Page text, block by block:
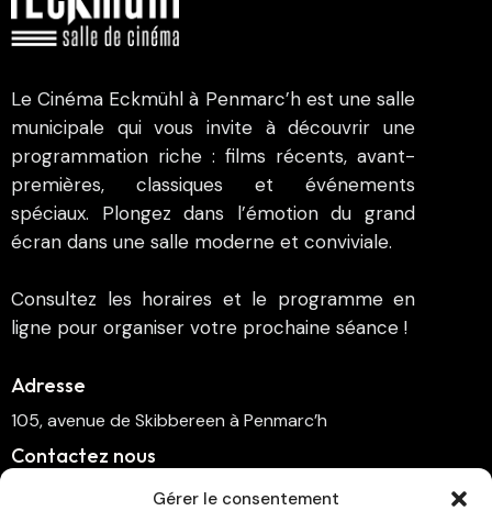
Gérer le consentement
Le Cinéma Eckmühl à Penmarc’h est une salle
municipale qui vous invite à découvrir une
programmation riche : films récents, avant-
premières, classiques et événements
spéciaux. Plongez dans l’émotion du grand
écran dans une salle moderne et conviviale.
Consultez les horaires et le programme en
ligne pour organiser votre prochaine séance !
Adresse
105, avenue de Skibbereen à Penmarc’h
Contactez nous
cinema.penmarch@orange.fr